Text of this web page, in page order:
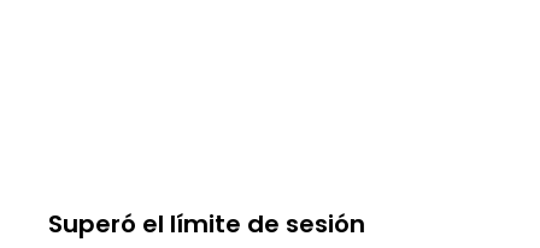
Superó el límite de sesión